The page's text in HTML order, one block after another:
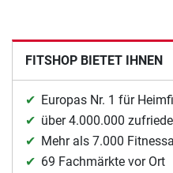
FITSHOP BIETET IHNEN
Europas Nr. 1 für
über 4.000.000
Mehr als 7.000
69 Fachmärkte vor Ort